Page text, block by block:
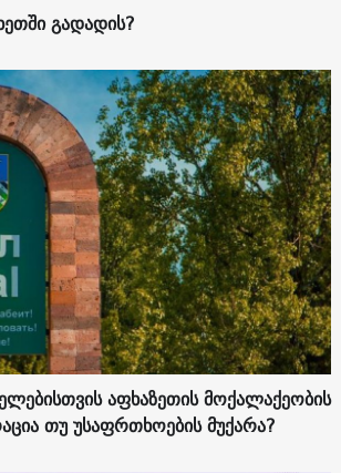
გადადის?
აფხაზეთის მოქალაქეობის
თუ უსაფრთხოების მუქარა?